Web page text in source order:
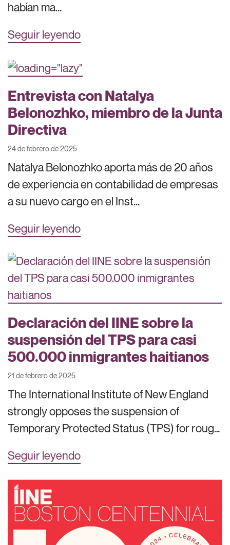
habían ma...
Seguir leyendo
Entrevista con Natalya
Belonozhko, miembro de la Junta
Directiva
24 de febrero de 2025
Natalya Belonozhko aporta más de 20 años
de experiencia en contabilidad de empresas
a su nuevo cargo en el Inst...
Seguir leyendo
Declaración del IINE sobre la
suspensión del TPS para casi
500.000 inmigrantes haitianos
21 de febrero de 2025
The International Institute of New England
strongly opposes the suspension of
Temporary Protected Status (TPS) for roug…
Seguir leyendo